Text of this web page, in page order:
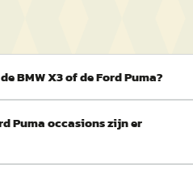
BMW X3 of de Ford Puma?
Puma occasions zijn er